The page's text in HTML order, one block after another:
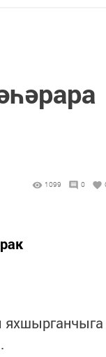
1099 0
яхшырганчыга